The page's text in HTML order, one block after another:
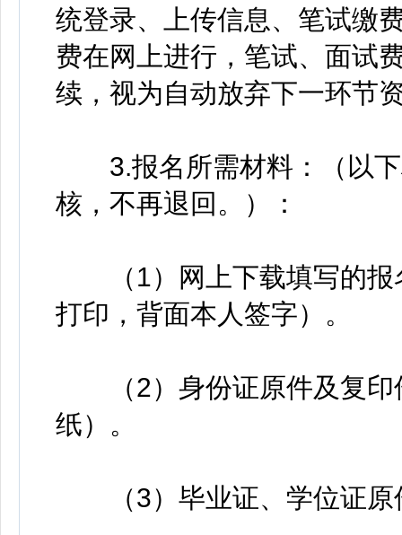
统登录、上传信息、笔试缴
费在网上进行，笔试、面试
续，视为自动放弃下一环节
3.报名所需材料：（以下
核，不再退回。）：
（1）网上下载填写的报
打印，背面本人签字）。
（2）身份证原件及复印
纸）。
（3）毕业证、学位证原